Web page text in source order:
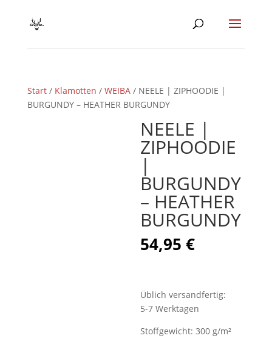
Start/ Klamotten / WEIBA/ NEELE | ZIPHOODIE |
BURGUNDY – HEATHER BURGUNDY
NEELE |
ZIPHOODIE
|
BURGUNDY
– HEATHER
BURGUNDY
54,95€
Üblich versandfertig:
5-7 Werktagen
Stoffgewicht: 300 g/m²